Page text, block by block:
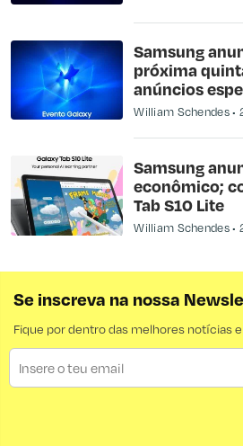
Samsung
próxima
anúncios
William Schendes
Samsung
econômico;
Tab S10 Lite
William Schendes
Se inscreva na nossa
Fique por dentro das melhores notícias